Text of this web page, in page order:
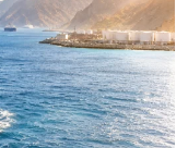
σε φοιτητές του